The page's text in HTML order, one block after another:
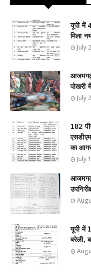
यूपी में
मिला
July
आजमगढ़
पोखरी
July
182
का
July
आजमगढ़
यूपी में
बरेली,